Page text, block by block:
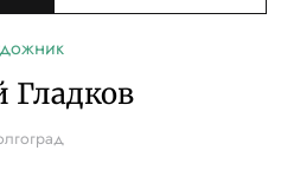
Гладков